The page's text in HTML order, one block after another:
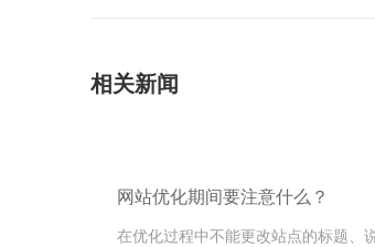
相关新闻
网站优化期间要注意什么？
在优化过程中不能更改站点的标题、